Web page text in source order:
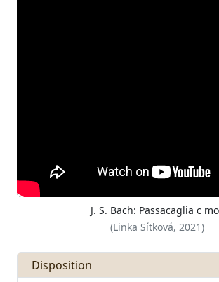
J. S. Bach: Passacaglia c
(Linka Sítková, 2021)
Disposition